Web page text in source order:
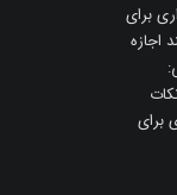
7 سنجش: امتحان درس 7 درس 8: پایه گذاری برای
اجازه
درس 8 درس 9: تسلط بر نکات
برای